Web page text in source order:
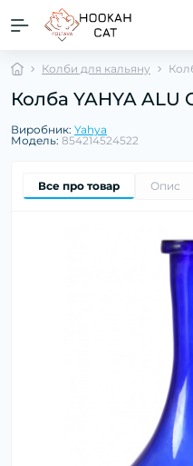
Колби для кальяну
Колба YAHYA ALU
Виробник: Yahya
Модель: 854214524522
Все про товар Опис